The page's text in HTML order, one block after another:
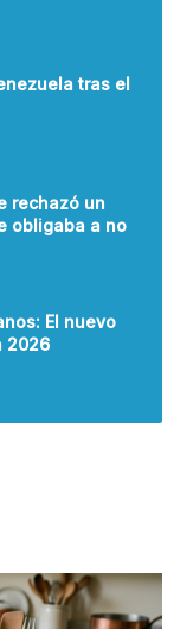
tras el
rechazó un
obligaba a no
El nuevo
2026